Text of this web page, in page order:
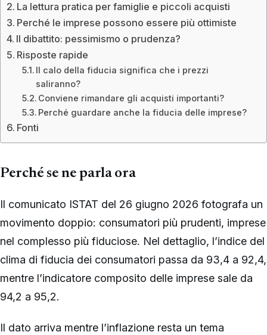
La lettura pratica per famiglie e piccoli acquisti
Perché le imprese possono essere più ottimiste
Il dibattito: pessimismo o prudenza?
Risposte rapide
Il calo della fiducia significa che i prezzi
saliranno?
Conviene rimandare gli acquisti importanti?
Perché guardare anche la fiducia delle imprese?
Fonti
Perché se ne parla ora
Il comunicato ISTAT del 26 giugno 2026 fotografa un
movimento doppio: consumatori più prudenti, imprese
nel complesso più fiduciose. Nel dettaglio, l’indice del
clima di fiducia dei consumatori passa da 93,4 a 92,4,
mentre l’indicatore composito delle imprese sale da
94,2 a 95,2.
Il dato arriva mentre l’inflazione resta un tema